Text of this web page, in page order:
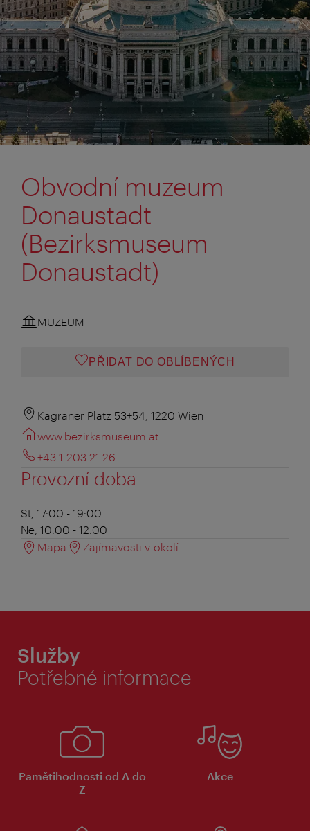
Obvodní muzeum
Donaustadt
(Bezirksmuseum
Donaustadt)
MUZEUM
PŘIDAT DO OBLÍBENÝCH
Kagraner Platz 53+54, 1220 Wien
www.bezirksmuseum.at
+43-1-203 21 26
Provozní doba
St, 17:00 - 19:00
Ne, 10:00 - 12:00
Mapa
Zajímavosti v okolí
Služby
Potřebné informace
Pamětihodnosti od A do
Z
Akce